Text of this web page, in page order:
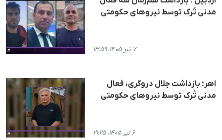
مدنی تُرک توسط نیروهای حکومتی
۷ تیر ۱۴۰۵، ۱۳:۵۹
اهر؛ بازداشت جلال دروگری، فعال
مدنی تُرک توسط نیروهای حکومتی
۶ تیر ۱۴۰۵، ۲۱:۲۵